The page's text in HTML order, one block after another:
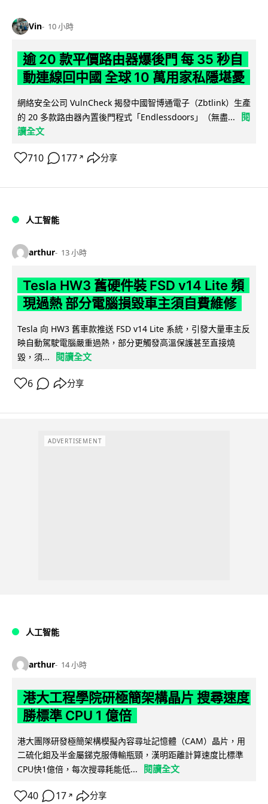
Vin 10 小時
逾 20 款平價路由器爆後門 每 35 秒自
動連線回中國 全球 10 萬用家私隱堪憂
網絡安全公司 VulnCheck 揭發中國智博通電子（Zbtlink）生產
的 20 多款路由器內置後門程式「Endlessdoors」（無盡...
閱
讀全文
710 177 ↗ 分享
人工智能
arthur 13 小時
Tesla HW3 舊硬件裝 FSD v14 Lite 頻
現過熱 部分電腦損毀車主須自費維修
Tesla 向 HW3 舊車款推送 FSD v14 Lite 系統，引發大量車主反
映自動駕駛電腦嚴重過熱，部分更觸發高溫保護甚至直接燒
毀，須...
閱讀全文
6 分享
ADVERTISEMENT
人工智能
arthur 14 小時
港大工程學院研極簡架構晶片 搜尋速度
勝標準 CPU 1 億倍
港大團隊研發極簡架構模擬內容尋址記憶體（CAM）晶片，用
二硫化鉬及半金屬銻克服傳輸瓶頸，漢明距離計算速度比標準
CPU快1億倍，每次搜尋耗能低...
閱讀全文
40 17 ↗ 分享